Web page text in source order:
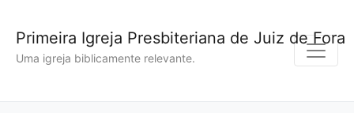
Primeira Igreja Presbiteriana de Juiz de Fora
Uma igreja biblicamente relevante.